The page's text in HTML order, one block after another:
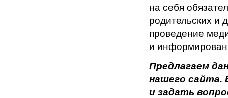
на себя
родительских и
проведение
и
Предлагаем
нашего
и задать